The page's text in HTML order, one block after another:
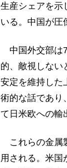
生産シェアを示
いる。中国が圧
中国外交部は
的、敵視しない
安定を維持した
術的な話であり
て日米欧への輸
これらの金属
用される。米国